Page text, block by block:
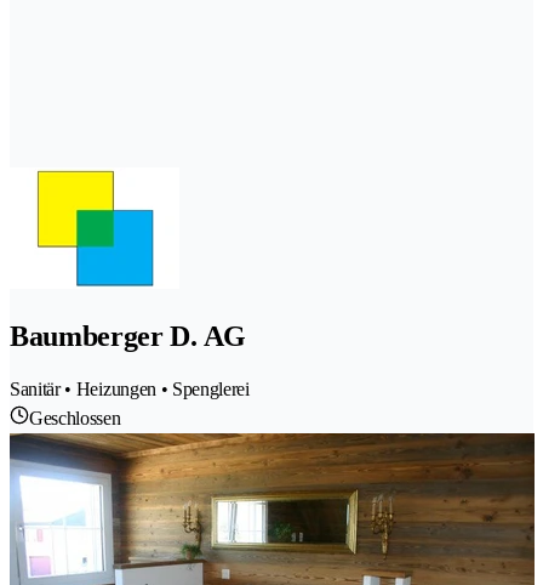
Baumberger D. AG
Sanitär • Heizungen • Spenglerei
Geschlossen